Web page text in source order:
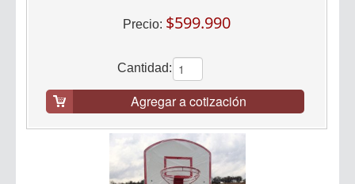
Precio: $599.990
Cantidad:
Agregar a cotización